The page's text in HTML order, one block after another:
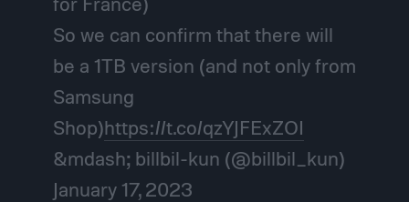
So we can confirm that there will
be a 1TB version (and not only from
Samsung
Shop)https://t.co/qzYJFExZOI
&mdash; billbil-kun (@billbil_kun)
January 17, 2023